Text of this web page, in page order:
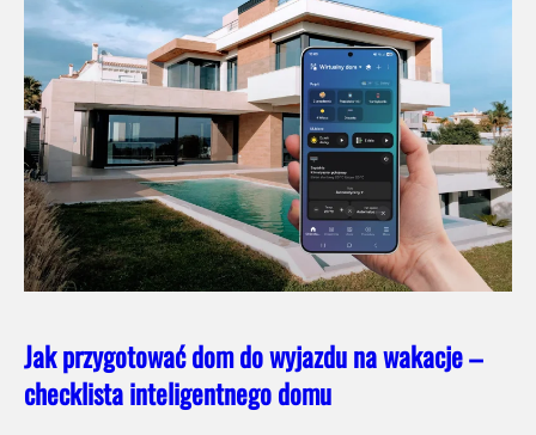
Jak przygotować dom do wyjazdu na wakacje –
checklista inteligentnego domu